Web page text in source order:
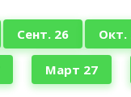
Сент. 26 Окт.
Март 27